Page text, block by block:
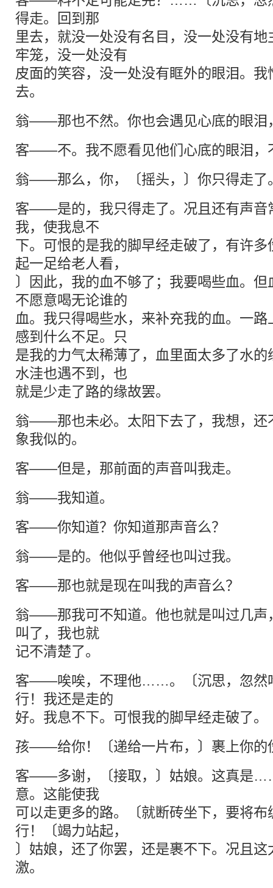
得走。回到那
里去，就没一处没有名目，没一处没有
牢笼，没一处没有
皮面的笑容，没一处没有眶外的眼泪。
去。
翁——那也不然。你也会遇见心底的眼泪
客——不。我不愿看见他们心底的眼泪，
翁——那么，你，〔摇头，〕你只得走了
客——是的，我只得走了。况且还有声音
我，使我息不
下。可恨的是我的脚早经走破了，有许
起一足给老人看，
〕因此，我的血不够了；我要喝些血。
不愿意喝无论谁的
血。我只得喝些水，来补充我的血。一
感到什么不足。只
是我的力气太稀薄了，血里面太多了水
水洼也遇不到，也
就是少走了路的缘故罢。
翁——那也未必。太阳下去了，我想，还
象我似的。
客——但是，那前面的声音叫我走。
翁——我知道。
客——你知道？你知道那声音么？
翁——是的。他似乎曾经也叫过我。
客——那也就是现在叫我的声音么？
翁——那我可不知道。他也就是叫过几声
叫了，我也就
记不清楚了。
客——唉唉，不理他……。〔沉思，忽然
行！我还是走的
好。我息不下。可恨我的脚早经走破了。
孩——给你！〔递给一片布，〕裹上你的
客——多谢，〔接取，〕姑娘。这真是
意。这能使我
可以走更多的路。〔就断砖坐下，要将
行！〔竭力站起，
〕姑娘，还了你罢，还是裹不下。况且
激。